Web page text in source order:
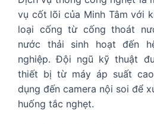
vụ cốt lõi của Minh Tâm với
loại cống từ cống thoát
nước thải sinh hoạt đến
nghiệp. Đội ngũ kỹ thuật
thiết bị từ máy áp suất
dụng đến camera nội soi để
huống tắc nghẹt.